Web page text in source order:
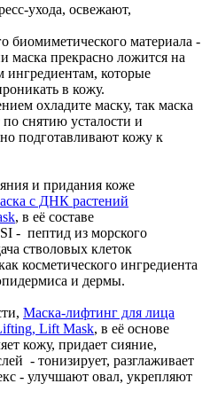
ухода, освежают,
биомиметического материала -
маска прекрасно ложится на
ингредиентам, которые
в кожу.
охладите маску, так маска
снятию усталости и
подготавливают кожу к
и придания коже
с ДНК растений
, в её составе
- пептид из морского
стволовых клеток
косметического ингредиента
и дермы.
Маска-лифтинг для лица
Lift Mask, в её основе
кожу, придает сияние,
- тонизирует, разглаживает
- улучшают овал, укрепляют